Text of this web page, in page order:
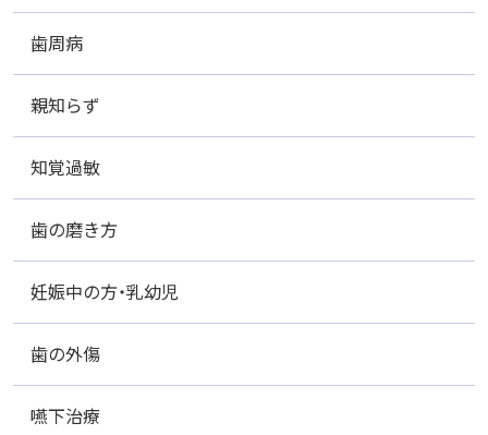
歯周病
親知らず
知覚過敏
歯の磨き方
妊娠中の方・乳幼児
歯の外傷
嚥下治療